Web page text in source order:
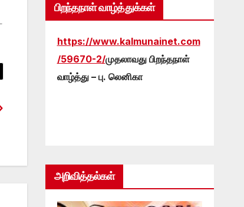
பிறந்தநாள் வாழ்த்துக்கள்
https://www.kalmunainet.com
/59670-2/முதலாவது பிறந்தநாள்
வாழ்த்து – பு. லெனிகா
அறிவித்தல்கள்